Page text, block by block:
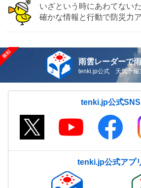
いざという時にあわてない
確かな情報と行動で防災力
雨雲レーダーで
tenki.jp公式 天気予報
tenki.jp公式SNS
tenki.jp公式アプ